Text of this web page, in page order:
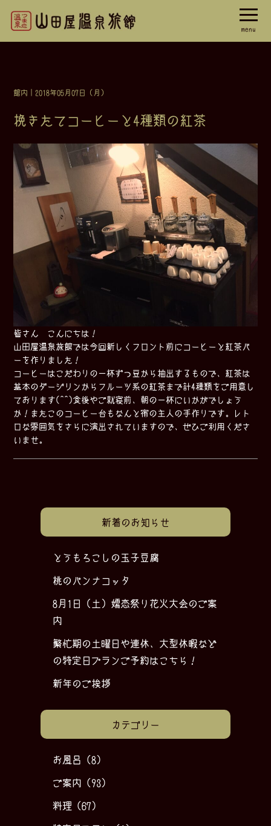
menu
館内 ｜2018年05月07日（月）
挽きたてコーヒーと4種類の紅茶
皆さん こんにちは！
山田屋温泉旅館では今回新しくフロント前にコーヒーと紅茶バ
ーを作りました！
コーヒーはこだわりの一杯ずつ豆から抽出するもので、紅茶は
基本のダージリンからフルーツ系の紅茶まで計4種類をご用意し
ております(^^)食後やご就寝前、朝の一杯にいかがでしょう
か！またこのコーヒー台もなんと宿の主人の手作りです。レト
ロな雰囲気をさらに演出されていますので、ぜひご利用くださ
いませ。
新着のお知らせ
とうもろこしの玉子豆腐
桃のパンナコッタ
8月1日（土）嬬恋祭り花火大会のご案
内
繁忙期の土曜日や連休、大型休暇など
の特定日プランご予約はこちら！
新年のご挨拶
カテゴリー
お風呂 (8)
ご案内 (93)
料理 (67)